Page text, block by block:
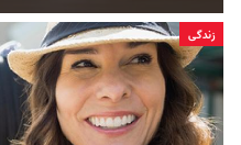
زندگی